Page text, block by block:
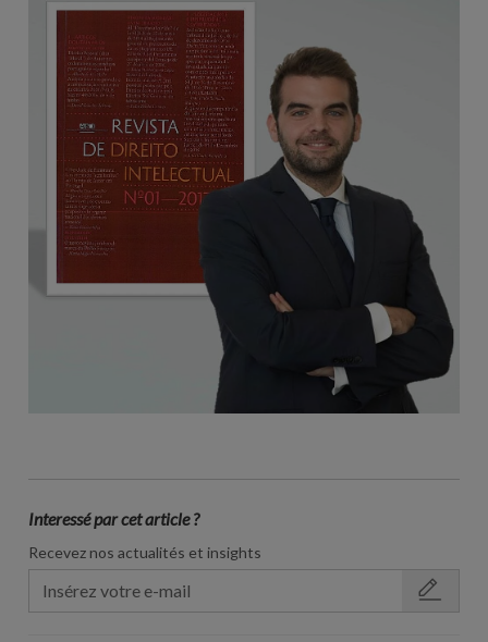
Interessé par cet article ?
Recevez nos actualités et insights